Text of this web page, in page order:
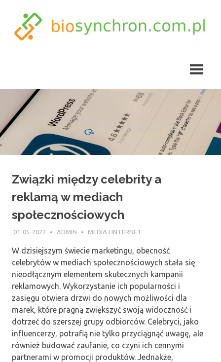
content
Związki między celebrity a
reklamą w mediach
społecznościowych
01-05-2022 ADMIN MEDIA I INTERNET
W dzisiejszym świecie marketingu, obecność
celebrytów w mediach społecznościowych stała się
nieodłącznym elementem skutecznych kampanii
reklamowych. Wykorzystanie ich popularności i
zasięgu otwiera drzwi do nowych możliwości dla
marek, które pragną zwiększyć swoją widoczność i
dotrzeć do szerszej grupy odbiorców. Celebryci, jako
influencerzy, potrafią nie tylko przyciągnąć uwagę, ale
również budować zaufanie, co czyni ich cennymi
partnerami w promocji produktów. Jednakże,